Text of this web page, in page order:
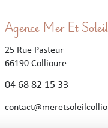
Agence Mer Et Soleil
25 Rue Pasteur
66190 Collioure
04 68 82 15 33